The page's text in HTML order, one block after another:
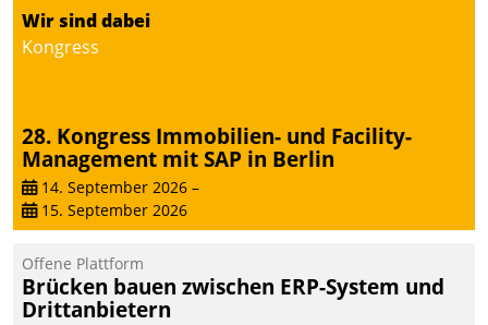
Wir sind dabei
Kongress
28. Kongress Immobilien- und Facility-
Management mit SAP in Berlin
14. September 2026 –
15. September 2026
Offene Plattform
Brücken bauen zwischen ERP-System und
Drittanbietern